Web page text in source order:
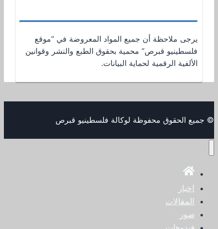
يرجى ملاحظة أن جميع المواد المعروضة في “موقع
فلسطينيو قبرص” محمية بحقوق الطبع والنشر وقوانين
الألفية الرقمية لحماية البيانات.
© جميع الحقوق محفوظة لوكالة فلسطينيو قبرص
اخبار
المقالات
صور